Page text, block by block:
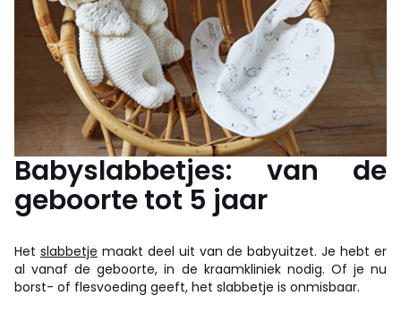
Babyslabbetjes: van de
geboorte tot 5 jaar
Het slabbetje maakt deel uit van de babyuitzet. Je hebt er
al vanaf de geboorte, in de kraamkliniek nodig. Of je nu
borst- of flesvoeding geeft, het slabbetje is onmisbaar.